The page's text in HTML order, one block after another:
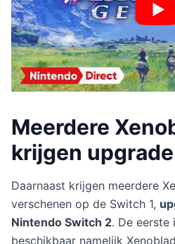
Meerdere
krijgen
Daarnaast krijgen meerdere
verschenen op de Switch 1,
Nintendo Switch 2. De eerste
beschikbaar namelijk